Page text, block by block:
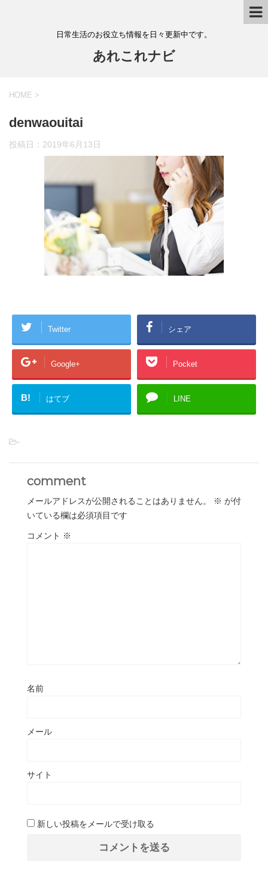
日常生活のお役立ち情報を日々更新中です。
あれこれナビ
HOME >
denwaouitai
投稿日： 2019年6月13日
Twitter シェア
Google+ Pocket
B! はてブ LINE
-
comment
メールアドレスが公開されることはありません。 ※ が付
いている欄は必須項目です
コメント ※
名前
メール
サイト
新しい投稿をメールで受け取る